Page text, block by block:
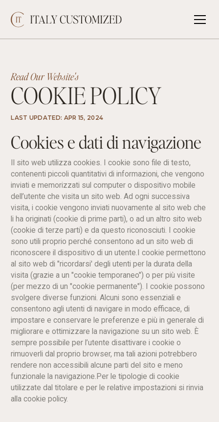
Read Our Website's
COOKIE POLICY
LAST UPDATED: APR 15, 2024
Cookies e dati di navigazione
Il sito web utilizza cookies. I cookie sono file di testo,
contenenti piccoli quantitativi di informazioni, che vengono
inviati e memorizzati sul computer o dispositivo mobile
dell’utente che visita un sito web. Ad ogni successiva
visita, i cookie vengono inviati nuovamente al sito web che
li ha originati (cookie di prime parti), o ad un altro sito web
(cookie di terze parti) e da questo riconosciuti. I cookie
sono utili proprio perché consentono ad un sito web di
riconoscere il dispositivo di un utente.I cookie permettono
al sito web di "ricordarsi' degli utenti per la durata della
visita (grazie a un "cookie temporaneo") o per più visite
(per mezzo di un "cookie permanente"). I cookie possono
svolgere diverse funzioni. Alcuni sono essenziali e
consentono agli utenti di navigare in modo efficace, di
impostare e conservare le preferenze e più in generale di
migliorare e ottimizzare la navigazione su un sito web. È
sempre possibile per l’utente disattivare i cookie o
rimuoverli dal proprio browser, ma tali azioni potrebbero
rendere non accessibili alcune parti del sito e meno
funzionale la navigazione.Per le tipologie di cookie
utilizzate dal titolare e per le relative impostazioni si rinvia
alla cookie policy.